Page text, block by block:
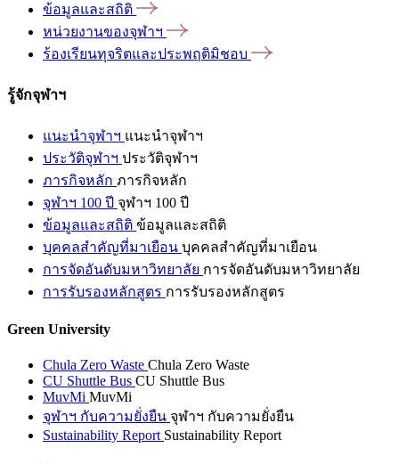
ข้อมูลและสถิติ
หน่วยงานของจุฬาฯ
ร้องเรียนทุจริตและประพฤติมิชอบ
รู้จักจุฬาฯ
แนะนำจุฬาฯ แนะนำจุฬาฯ
ประวัติจุฬาฯ ประวัติจุฬาฯ
ภารกิจหลัก ภารกิจหลัก
จุฬาฯ 100 ปี จุฬาฯ 100 ปี
ข้อมูลและสถิติ ข้อมูลและสถิติ
บุคคลสำคัญที่มาเยือน บุคคลสำคัญที่มาเยือน
การจัดอันดับมหาวิทยาลัย การจัดอันดับมหาวิทยาลัย
การรับรองหลักสูตร การรับรองหลักสูตร
Green University
Chula Zero Waste Chula Zero Waste
CU Shuttle Bus CU Shuttle Bus
MuvMi MuvMi
จุฬาฯ กับความยั่งยืน จุฬาฯ กับความยั่งยืน
Sustainability Report Sustainability Report